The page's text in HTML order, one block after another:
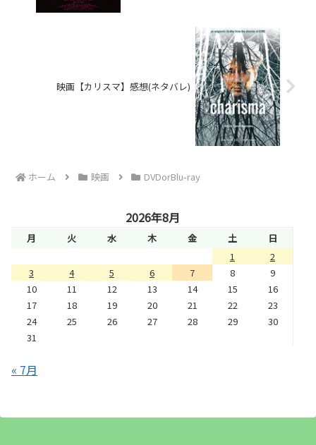
映画【カリスマ】感想(ネタバレ)
ホーム 映画 DVDorBlu-ray
2026年8月
月 火 水 木 金 土
日
1
2
3
4 5 6 7 8
9
10
11 12 13 14 15
16
17
18 19 20 21 22
23
24
25 26 27 28 29
30
31
« 7月